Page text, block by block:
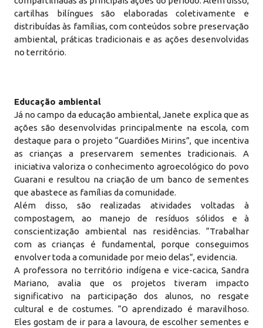
cartilhas bilíngues são elaboradas coletivamente e
distribuídas às famílias, com conteúdos sobre preservação
ambiental, práticas tradicionais e as ações desenvolvidas
no território.
Educação ambiental
Já no campo da educação ambiental, Janete explica que as
ações são desenvolvidas principalmente na escola, com
destaque para o projeto “Guardiões Mirins”, que incentiva
as crianças a preservarem sementes tradicionais. A
iniciativa valoriza o conhecimento agroecológico do povo
Guarani e resultou na criação de um banco de sementes
que abastece as famílias da comunidade.
Além disso, são realizadas atividades voltadas à
compostagem, ao manejo de resíduos sólidos e à
conscientização ambiental nas residências. “Trabalhar
com as crianças é fundamental, porque conseguimos
envolver toda a comunidade por meio delas”, evidencia.
A professora no território indígena e vice-cacica, Sandra
Mariano, avalia que os projetos tiveram impacto
significativo na participação dos alunos, no resgate
cultural e de costumes. “O aprendizado é maravilhoso.
Eles gostam de ir para a lavoura, de escolher sementes e